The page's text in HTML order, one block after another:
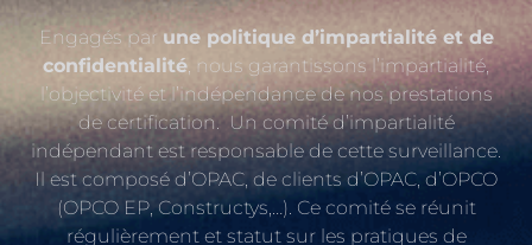
Engagés par une politique d’impartialité et de
confidentialité, nous garantissons l’impartialité,
l’objectivité et l’indépendance de nos prestations
de certification. Un comité d’impartialité
indépendant est responsable de cette surveillance.
Il est composé d’OPAC, de clients d’OPAC, d’OPCO
(OPCO EP, Constructys,…). Ce comité se réunit
régulièrement et statut sur les pratiques de